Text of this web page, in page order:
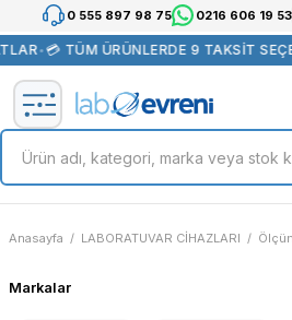
0 555 897 98 75 0216 606 19 53
•💳 TÜM ÜRÜNLERDE 9 TAKSİT
Anasayfa LABORATUVAR CİHAZLARI
Markalar